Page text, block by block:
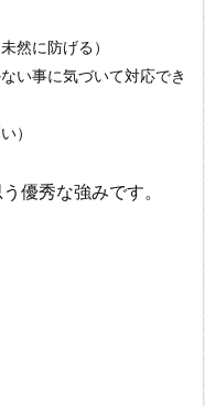
然に防げる）
い事に気づいて対応でき
）
優秀な強みです。